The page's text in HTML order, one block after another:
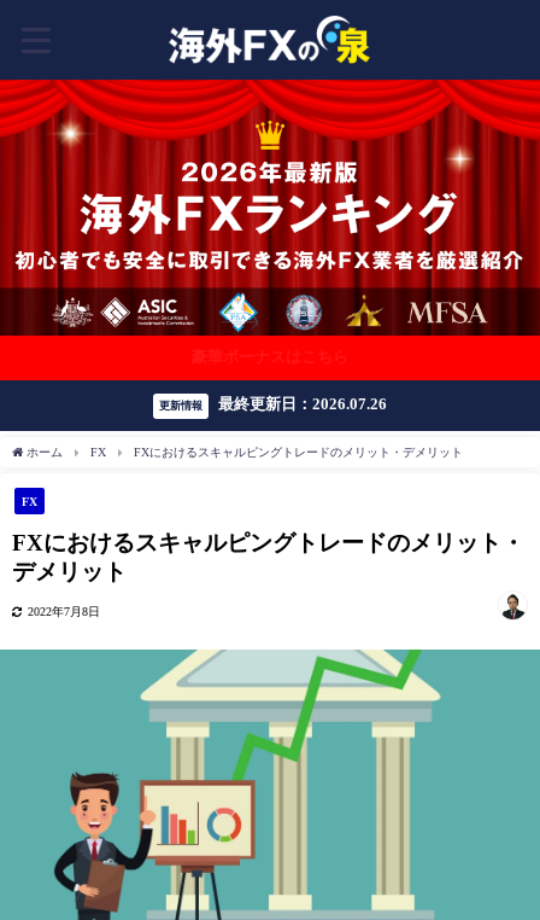
更新情報 最終更新日：2026.07.26
ホーム FX FXにおけるスキャルピングトレードのメリット・デメリット
FX
FXにおけるスキャルピングトレードのメリット・
デメリット
2022年7月8日